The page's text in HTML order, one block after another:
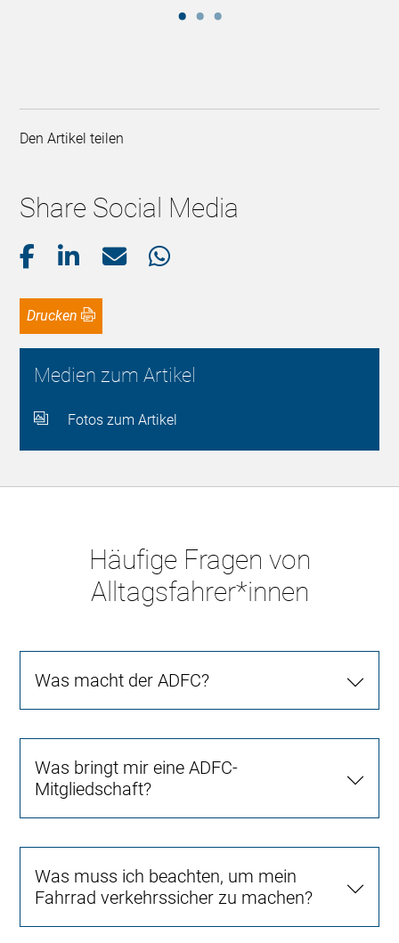
Den Artikel teilen
Share Social Media
Drucken
Medien zum Artikel
Fotos zum Artikel
Häufige Fragen von
Alltagsfahrer*innen
Was macht der ADFC?
Was bringt mir eine ADFC-
Mitgliedschaft?
Was muss ich beachten, um mein
Fahrrad verkehrssicher zu machen?